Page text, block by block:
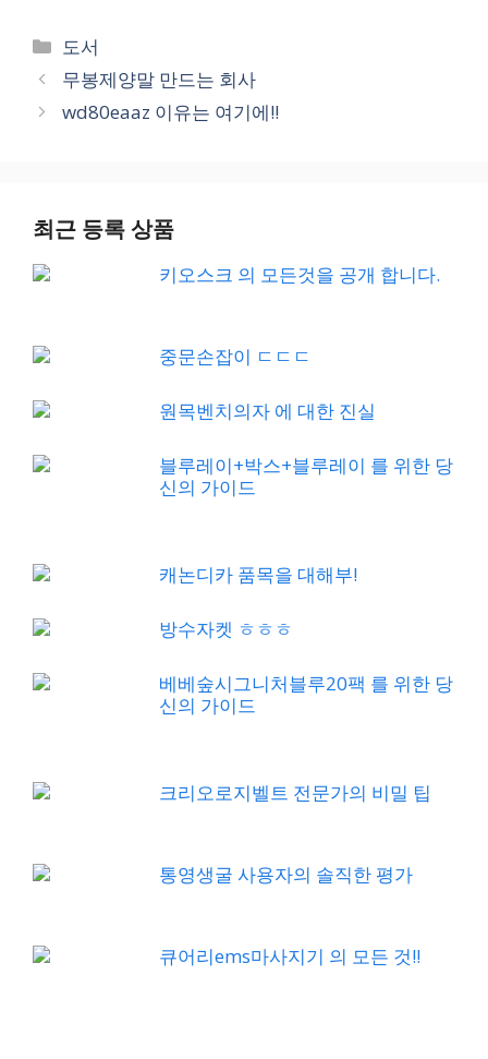
Categories
도서
무봉제양말 만드는 회사
wd80eaaz 이유는 여기에!!
최근 등록 상품
키오스크 의 모든것을 공개 합니다.
중문손잡이 ㄷㄷㄷ
원목벤치의자 에 대한 진실
블루레이+박스+블루레이 를 위한 당
신의 가이드
캐논디카 품목을 대해부!
방수자켓 ㅎㅎㅎ
베베숲시그니처블루20팩 를 위한 당
신의 가이드
크리오로지벨트 전문가의 비밀 팁
통영생굴 사용자의 솔직한 평가
큐어리ems마사지기 의 모든 것!!